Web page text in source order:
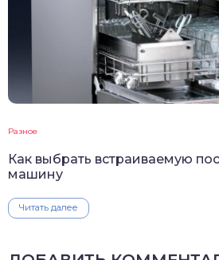
Разное
Как выбрать встраиваемую
машину
Читать далее